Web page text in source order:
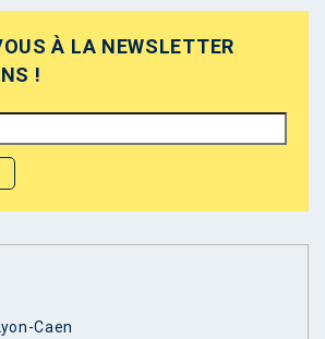
À LA NEWSLETTER
!
Caen